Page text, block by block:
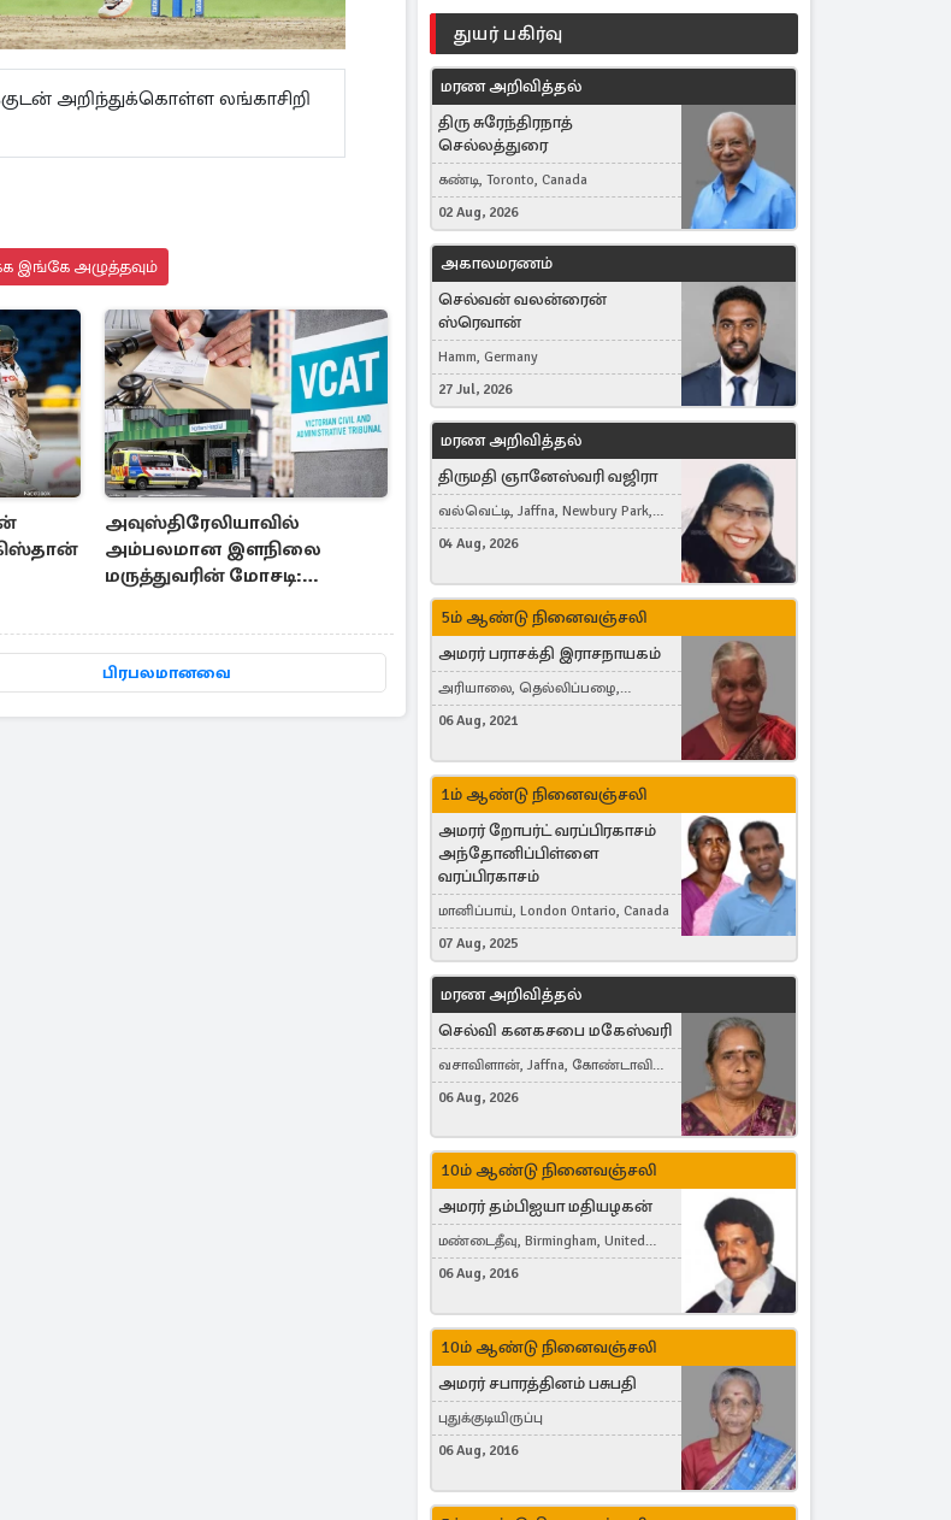
அறிந்துக்கொள்ள லங்காசிறி
இங்கே அழுத்தவும்
அவுஸ்திரேலியாவில்
அம்பலமான இளநிலை
மருத்துவரின் மோசடி:
பிரபலமானவை
துயர் பகிர்வு
மரண அறிவித்தல்
திரு சுரேந்திரநாத்
செல்லத்துரை
கண்டி, Toronto, Canada
02 Aug, 2026
அகாலமரணம்
செல்வன் வலன்ரைன்
ஸ்ரெவான்
Hamm, Germany
27 Jul, 2026
மரண அறிவித்தல்
திருமதி ஞானேஸ்வரி வஜிரா
வல்வெட்டி, Jaffna, Newbury Park,
United Kingdom
04 Aug, 2026
5ம் ஆண்டு நினைவஞ்சலி
அமரர் பராசக்தி இராசநாயகம்
அரியாலை, தெல்லிப்பழை,
Montreal, Canada
06 Aug, 2021
1ம் ஆண்டு நினைவஞ்சலி
அமரர் றோபர்ட் வரப்பிரகாசம்
அந்தோனிப்பிள்ளை
வரப்பிரகாசம்
மானிப்பாய், London Ontario, Canada
07 Aug, 2025
மரண அறிவித்தல்
செல்வி கனகசபை மகேஸ்வரி
வசாவிளான், Jaffna, கோண்டாவில்
கிழக்கு
06 Aug, 2026
10ம் ஆண்டு நினைவஞ்சலி
அமரர் தம்பிஐயா மதியழகன்
மண்டைதீவு, Birmingham, United
Kingdom
06 Aug, 2016
10ம் ஆண்டு நினைவஞ்சலி
அமரர் சபாரத்தினம் பசுபதி
புதுக்குடியிருப்பு
06 Aug, 2016